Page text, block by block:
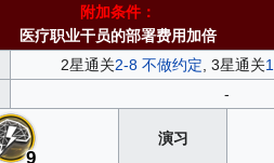
附加条件：
医疗职业干员的部署费用加倍
2星通关2-8 不做约定 , 3星通关
-
9
演习